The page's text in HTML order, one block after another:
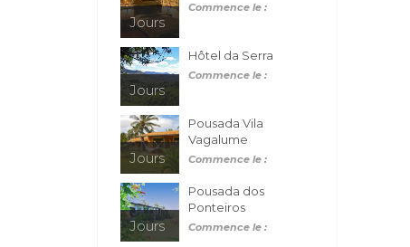
Jours
Commence le :
Jours
Hôtel da Serra
Commence le :
Jours
Pousada Vila
Vagalume
Commence le :
Jours
Pousada dos
Ponteiros
Commence le :